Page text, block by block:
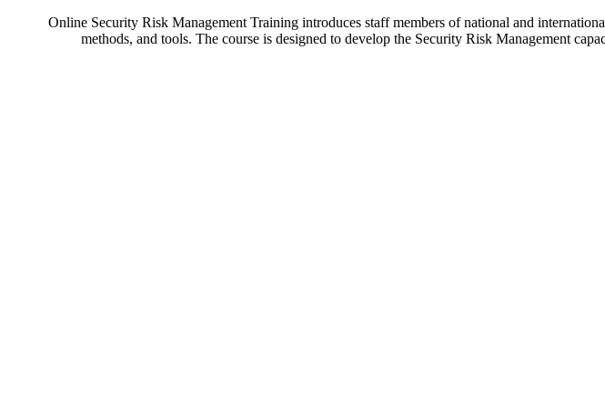
Online Security Risk Management Training introduces staff members of national and
methods, and tools. The course is designed to develop the Security Risk Management